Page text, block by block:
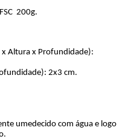
200g.
x Altura x Profundidade):
2x3 cm.
umedecido com água e logo